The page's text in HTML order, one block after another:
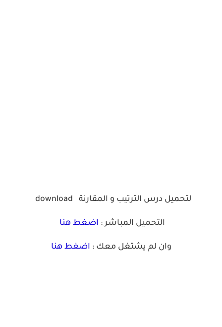
لتحميل درس الترتيب و المقارنة download
التحميل المباشر : اضغط هنا
وان لم يشتغل معك : اضغط هنا